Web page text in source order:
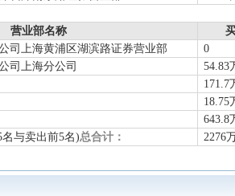
营业部名称
司上海黄浦区湖滨路证券营业部
0
司上海分公司
54.83
171.7
18.75
643.8
与卖出前5名)总合计： 2276